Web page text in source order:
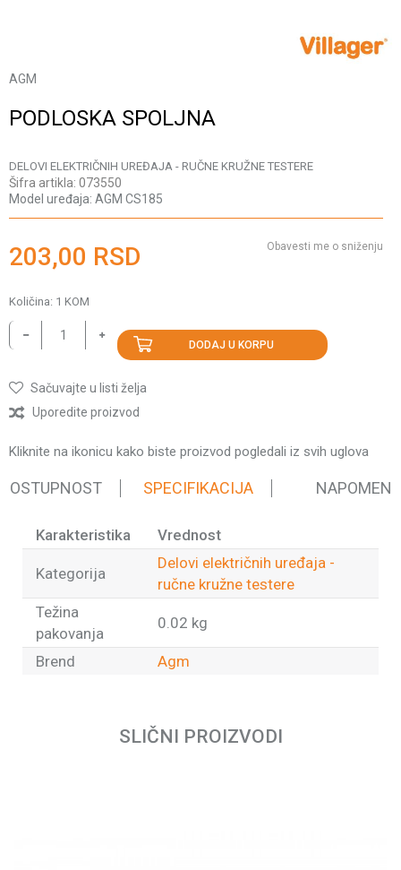
AGM
PODLOSKA SPOLJNA
DELOVI ELEKTRIČNIH UREĐAJA - RUČNE KRUŽNE TESTERE
Šifra artikla: 073550
Model uređaja: AGM CS185
203,00 RSD Obavesti me o sniženju
Količina: 1 KOM
DODAJ U KORPU
Sačuvajte u listi želja
Uporedite proizvod
Kliknite na ikonicu kako biste proizvod pogledali iz svih uglova
SPECIFIKACIJA NAPOMENA
Karakteristika Vrednost
Kategorija
Delovi električnih uređaja -
ručne kružne testere
Težina
pakovanja
0.02 kg
Brend Agm
SLIČNI PROIZVODI